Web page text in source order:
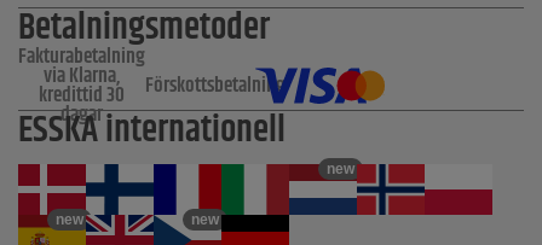
Betalningsmetoder
Fakturabetalning
via Klarna,
kredittid 30
dagar
Förskottsbetalning
ESSKA internationell
new
new new